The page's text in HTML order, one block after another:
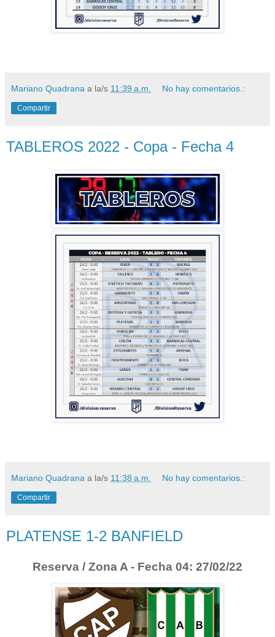
Mariano Quadrana a la/s 11:39 a.m. No hay comentarios.:
Compartir
TABLEROS 2022 - Copa - Fecha 4
Mariano Quadrana a la/s 11:38 a.m. No hay comentarios.:
Compartir
PLATENSE 1-2 BANFIELD
Reserva / Zona A - Fecha 04: 27/02/22